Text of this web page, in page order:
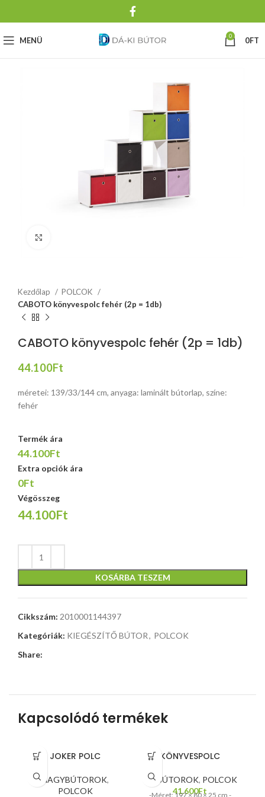
MENÜ 0 0FT
Kezdőlap
POLCOK
CABOTO könyvespolc fehér (2p = 1db)
CABOTO könyvespolc fehér (2p = 1db)
44.100Ft
méretei: 139/33/144 cm, anyaga: laminált bútorlap, színe:
fehér
Termék ára
44.100Ft
Extra opciók ára
0Ft
Végösszeg
44.100Ft
KOSÁRBA TESZEM
Cikkszám: 2010001144397
Kategóriák: KIEGÉSZÍTŐ BÚTOR, POLCOK
Share:
Kapcsolódó termékek
JOKER POLC
NAGYBÚTOROK,
POLCOK
KÖNYVESPOLC
KISBÚTOROK, POLCOK
41.600Ft
-Méret: 197 × 80 × 25 cm -